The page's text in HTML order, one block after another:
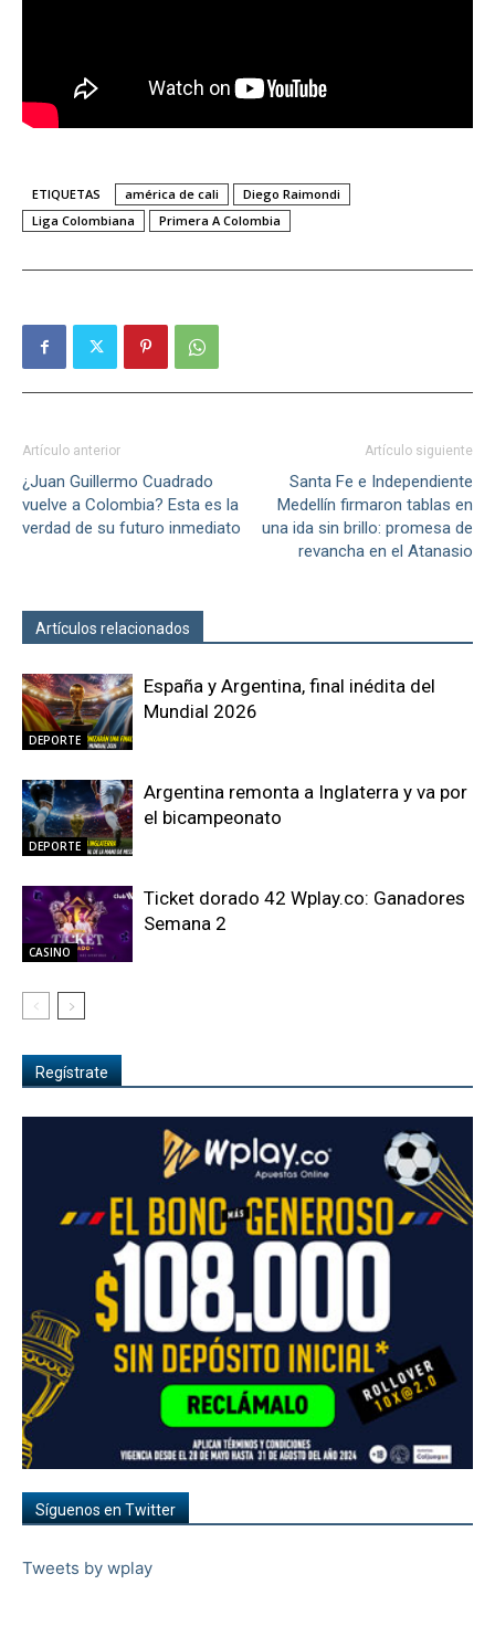
ETIQUETAS américa de cali
Diego Raimondi
Liga Colombiana
Primera A Colombia
Artículo anterior
¿Juan Guillermo Cuadrado
vuelve a Colombia? Esta es la
verdad de su futuro inmediato
Artículo siguiente
Santa Fe e Independiente
Medellín firmaron tablas en
una ida sin brillo: promesa de
revancha en el Atanasio
Artículos relacionados
DEPORTE
España y Argentina, final inédita del
Mundial 2026
DEPORTE
Argentina remonta a Inglaterra y va por
el bicampeonato
CASINO
Ticket dorado 42 Wplay.co: Ganadores
Semana 2
Regístrate
Síguenos en Twitter
Tweets by wplay